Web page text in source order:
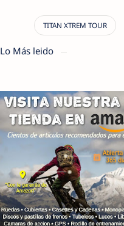
Lo Más leido